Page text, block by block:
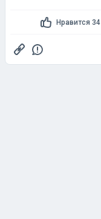
Нравится 34